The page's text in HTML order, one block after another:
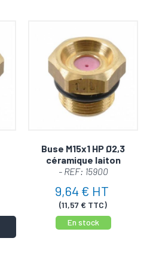
Buse M15x1 HP Ø2,3
céramique laiton
- REF: 15900
9,64 € HT
(11,57 € TTC)
En stock